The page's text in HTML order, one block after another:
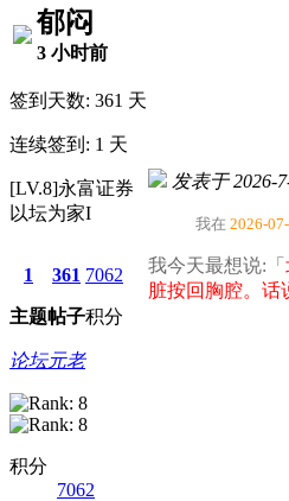
郁闷
3 小时前
签到天数: 361 天
连续签到: 1 天
[LV.8]永富证券
以坛为家I
1
主题
361
帖子
7062
积分
论坛元老
积分
7062
发表于 2026-
我在 2026-
我今天最想说:「
脏按回胸腔。话